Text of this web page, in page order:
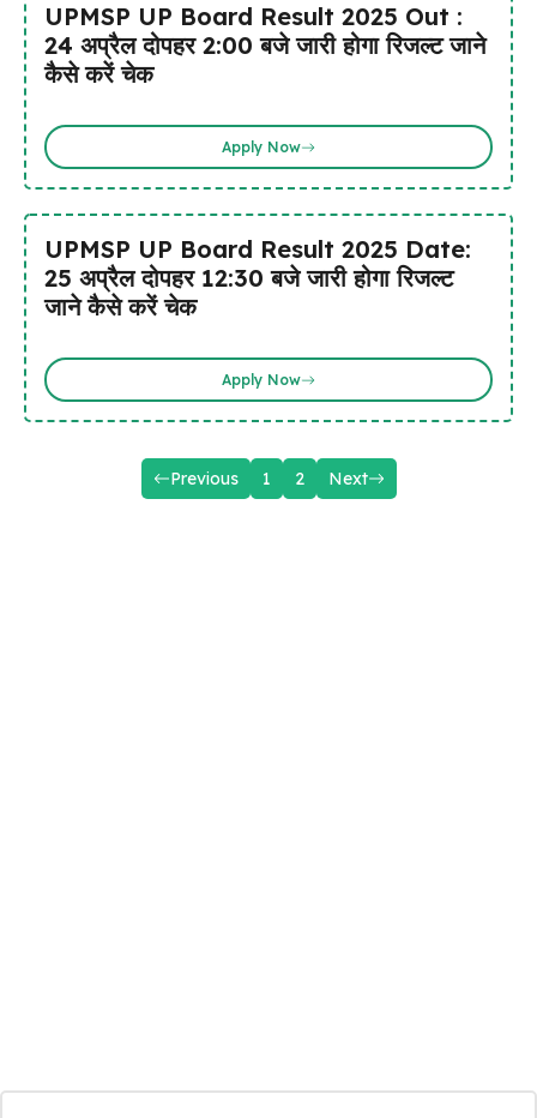
UPMSP UP Board Result 2025 Out :
24 अप्रैल दोपहर 2:00 बजे जारी होगा रिजल्ट जाने
कैसे करें चेक
Apply Now
UPMSP UP Board Result 2025 Date:
25 अप्रैल दोपहर 12:30 बजे जारी होगा रिजल्ट
जाने कैसे करें चेक
Apply Now
Previous 1 2 Next